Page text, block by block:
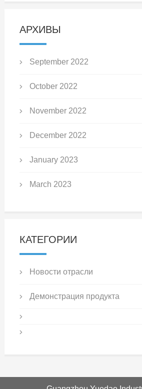
АРХИВЫ
September 2022
October 2022
November 2022
December 2022
January 2023
March 2023
КАТЕГОРИИ
Новости отрасли
Демонстрация продукта